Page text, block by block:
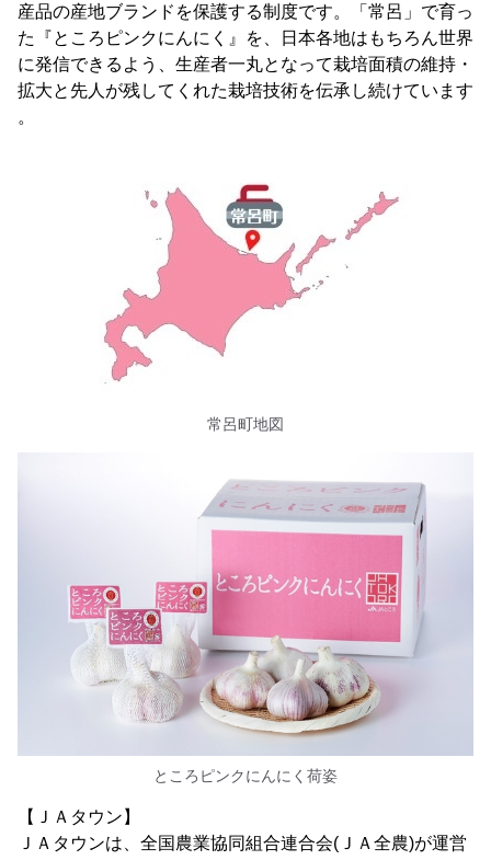
産品の産地ブランドを保護する制度です。「常呂」で育っ
た『ところピンクにんにく』を、日本各地はもちろん世界
に発信できるよう、生産者一丸となって栽培面積の維持・
拡大と先人が残してくれた栽培技術を伝承し続けています
。
常呂町地図
ところピンクにんにく荷姿
【ＪＡタウン】
ＪＡタウンは、全国農業協同組合連合会(ＪＡ全農)が運営